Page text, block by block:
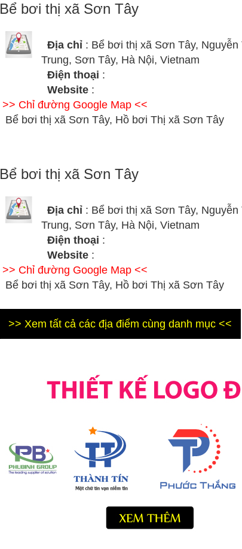
Bể bơi thị xã Sơn Tây
Địa chỉ : Bể bơi thị xã Sơn Tây, Nguyễn
Trung, Sơn Tây, Hà Nội, Vietnam
Điện thoại :
Website :
>> Chỉ đường Google Map <<
Bể bơi thị xã Sơn Tây, Hồ bơi Thị xã Sơn Tây
Bể bơi thị xã Sơn Tây
Địa chỉ : Bể bơi thị xã Sơn Tây, Nguyễn
Trung, Sơn Tây, Hà Nội, Vietnam
Điện thoại :
Website :
>> Chỉ đường Google Map <<
Bể bơi thị xã Sơn Tây, Hồ bơi Thị xã Sơn Tây
>> Xem tất cả các địa điểm cùng danh mục <<